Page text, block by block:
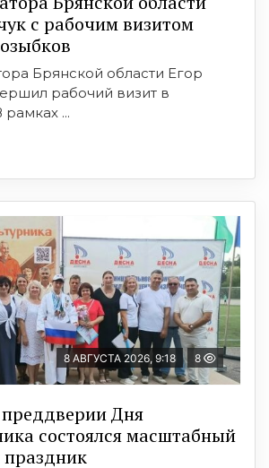
с рабочим визитом
Брянской области Егор
рабочий визит в
...
8 АВГУСТА 2026, 9:18 8
Дня
состоялся масштабный